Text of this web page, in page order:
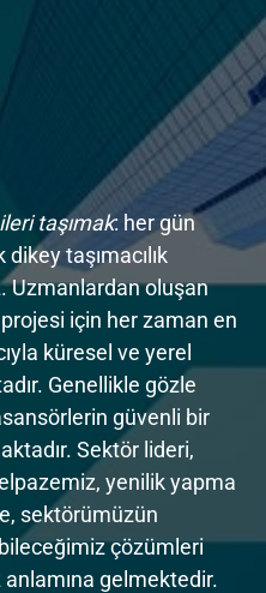
taşımak: her gün
taşımacılık
Uzmanlardan oluşan
için her zaman en
küresel ve yerel
Genellikle gözle
güvenli bir
Sektör lideri,
yenilik yapma
sektörümüzün
çözümleri
gelmektedir.